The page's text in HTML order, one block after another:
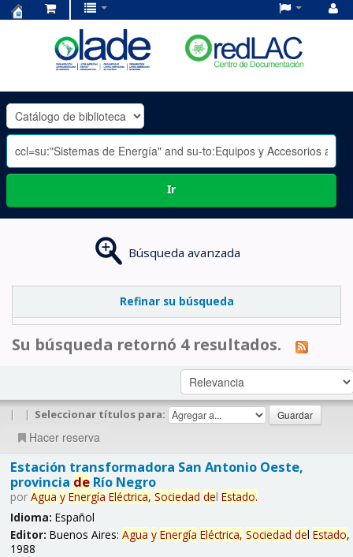
OLADE
-
Ir
Búsqueda avanzada
Refinar su búsqueda
Su búsqueda retornó 4 resultados.
| | Seleccionar títulos para:
Hacer reserva
Estación transformadora San Antonio Oeste,
provincia deRío Negro
por Agua y Energía Eléctrica, Sociedad del Estado.
Idioma: Español
Editor: Buenos Aires: Agua y Energía Eléctrica, Sociedad del Estado,
1988